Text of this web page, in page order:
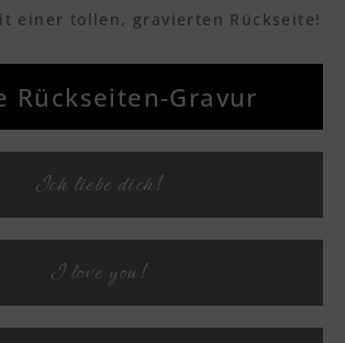
Textvorschau
Textvorschau
Textvorschau
Textvorschau
einer tollen, gravierten Rückseite!
Rückseiten-Gravur
Ich liebe dich!
I love you!